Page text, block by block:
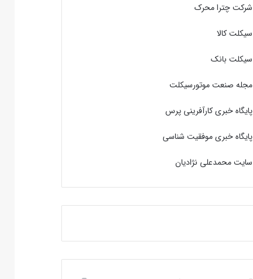
شرکت چترا محرک
سیکلت کالا
سیکلت بانک
مجله صنعت موتورسیکلت
پایگاه خبری کارآفرینی پرس
پایگاه خبری موفقیت شناسی
سایت محمدعلی نژادیان